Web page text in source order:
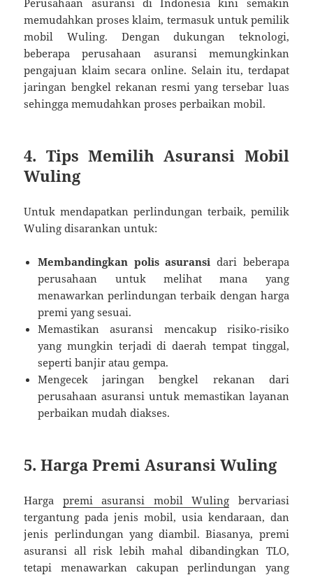
memudahkan proses klaim, termasuk untuk pemilik
mobil Wuling. Dengan dukungan teknologi,
beberapa perusahaan asuransi memungkinkan
pengajuan klaim secara online. Selain itu, terdapat
jaringan bengkel rekanan resmi yang tersebar luas
sehingga memudahkan proses perbaikan mobil.
4. Tips Memilih Asuransi Mobil
Wuling
Untuk mendapatkan perlindungan terbaik, pemilik
Wuling disarankan untuk:
Membandingkan polis asuransi dari beberapa
perusahaan untuk melihat mana yang
menawarkan perlindungan terbaik dengan harga
premi yang sesuai.
Memastikan asuransi mencakup risiko-risiko
yang mungkin terjadi di daerah tempat tinggal,
seperti banjir atau gempa.
Mengecek jaringan bengkel rekanan dari
perusahaan asuransi untuk memastikan layanan
perbaikan mudah diakses.
5. Harga Premi Asuransi Wuling
Harga premi asuransi mobil Wuling bervariasi
tergantung pada jenis mobil, usia kendaraan, dan
jenis perlindungan yang diambil. Biasanya, premi
asuransi all risk lebih mahal dibandingkan TLO,
tetapi menawarkan cakupan perlindungan yang